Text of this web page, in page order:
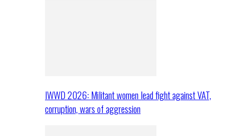
IWWD 2026: Militant women lead fight against VAT,
corruption, wars of aggression